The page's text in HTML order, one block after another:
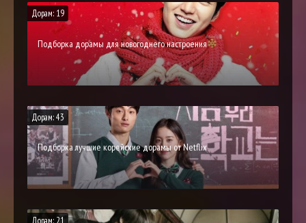
Дорам: 19
Подборка дорамы для новогоднего настроения
Дорам: 43
Подборка лучшие корейские дорамы от Netflix
Дорам: 21